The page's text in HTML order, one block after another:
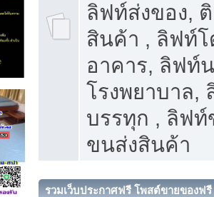
ลิฟท์ส่งของ,
สินค้า , ลิฟท์
อาคาร, ลิฟท์
โรงพยาบาล,
บรรทุก , ลิฟ
ขนส่งสินค้า
รวมเว็บประกาศฟรี โพสต์ขายของฟรี